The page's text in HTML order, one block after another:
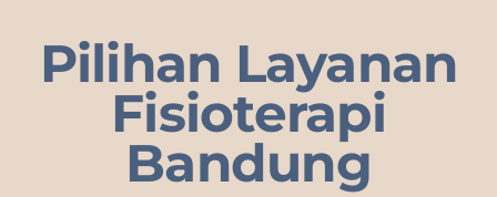
Pilihan Layanan
Fisioterapi
Bandung